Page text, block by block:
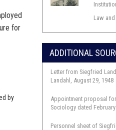
for
by
Law
ADDITIONAL
Letter from Siegfried
Landahl, August 29, 1948
Appointment proposal
Sociology dated February
Personnel sheet of